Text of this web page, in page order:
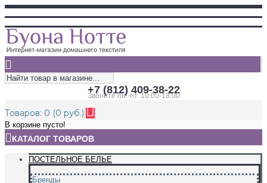
+7 (812) 409-38-22
Звоните пн.-пт. 10:00-18:00
Товаров: 0 (0 руб.)
В корзине пусто!
КАТАЛОГ ТОВАРОВ
ПОСТЕЛЬНОЕ БЕЛЬЕ
Бренды